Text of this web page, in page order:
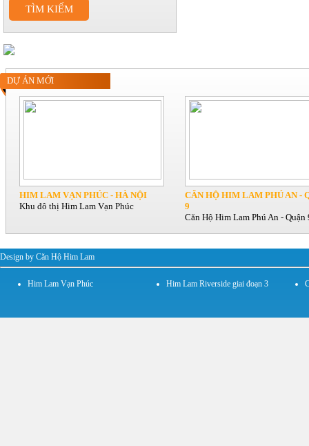
TÌM KIẾM
DỰ ÁN MỚI
HIM LAM VẠN PHÚC - HÀ NỘI
Khu đô thị Him Lam Vạn Phúc
CĂN HỘ HIM LAM PHÚ AN -
9
Căn Hộ Him Lam Phú An - Quận
Design by Căn Hộ Him Lam
Him Lam Vạn Phúc Him Lam Riverside giai đoạn 3